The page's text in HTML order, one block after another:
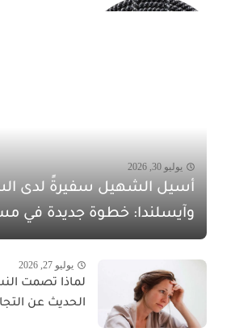
يوليو 30, 2026
أسيل الشهيل سفيرةً لدى
وآيسلندا: خطوة جديدة في
يوليو 27, 2026
لماذا تصمت
الحديث عن